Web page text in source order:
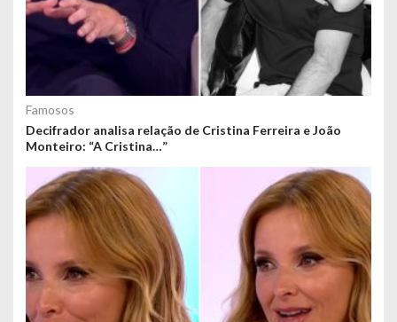
Famosos
Decifrador analisa relação de Cristina Ferreira e João
Monteiro: “A Cristina…”